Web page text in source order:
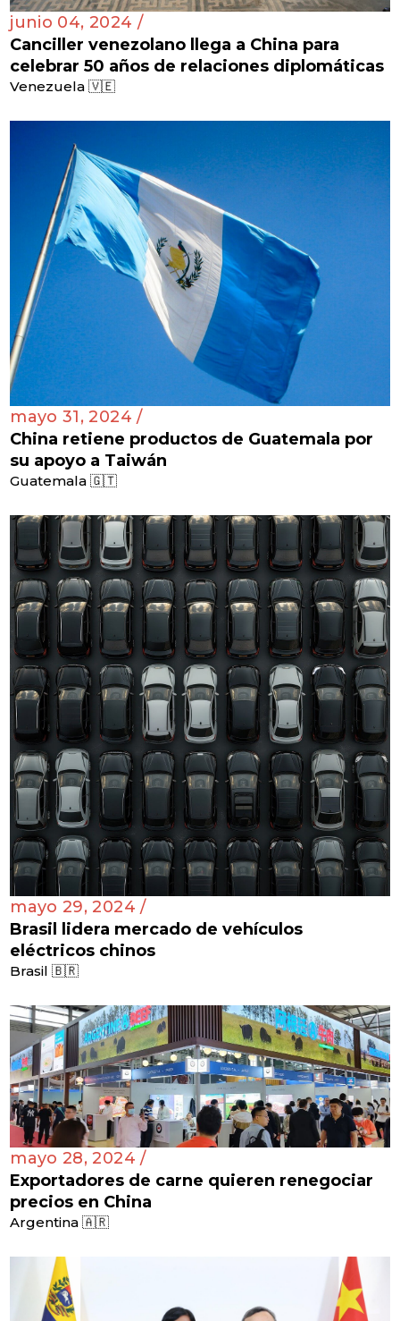
junio 04, 2024 /
Canciller venezolano llega a China para
celebrar 50 años de relaciones diplomáticas
Venezuela 🇻🇪
mayo 31, 2024 /
China retiene productos de Guatemala por
su apoyo a Taiwán
Guatemala 🇬🇹
mayo 29, 2024 /
Brasil lidera mercado de vehículos
eléctricos chinos
Brasil 🇧🇷
mayo 28, 2024 /
Exportadores de carne quieren renegociar
precios en China
Argentina 🇦🇷